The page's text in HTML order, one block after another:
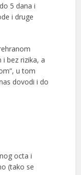
5 dana i
i druge
bez rizika, a
u tom
dovodi i do
octa i
(tako se